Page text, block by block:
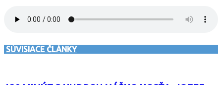
SÚVISIACE ČLÁNKY